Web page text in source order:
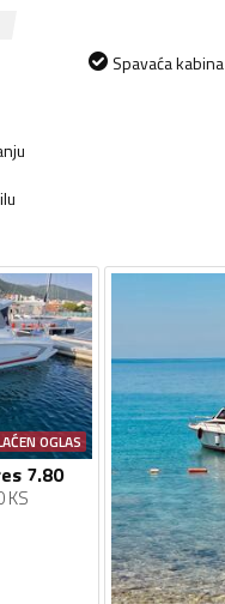
Spavaća kabina
OGLAS
7.80
KS